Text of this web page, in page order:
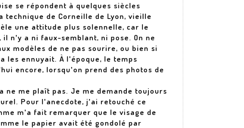
se répondent à quelques siècles
de Corneille de Lyon, vieille
une attitude plus solennelle, car le
n'y a ni faux-semblant, ni pose. On ne
modèles de ne pas sourire, ou bien si
les ennuyait. À l'époque, le temps
encore, lorsqu'on prend des photos de
ne me plaît pas. Je me demande toujours
Pour l'anecdote, j'ai retouché ce
m'a fait remarquer que le visage de
le papier avait été gondolé par